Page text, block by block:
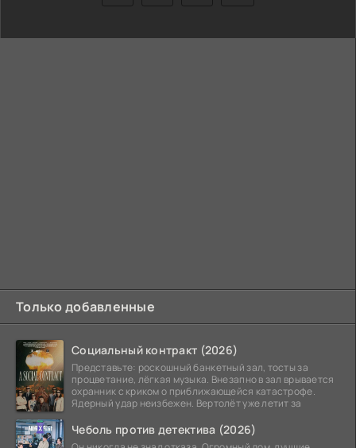
Только добавленные
Социальный контракт (2026)
Представьте: роскошный банкетный зал, тосты за
процветание, лёгкая музыка. Внезапно в зал врывается
охранник с криком о приближающейся катастрофе.
Ядерный удар неизбежен. Вертолёт уже летит за
Чеболь против детектива (2026)